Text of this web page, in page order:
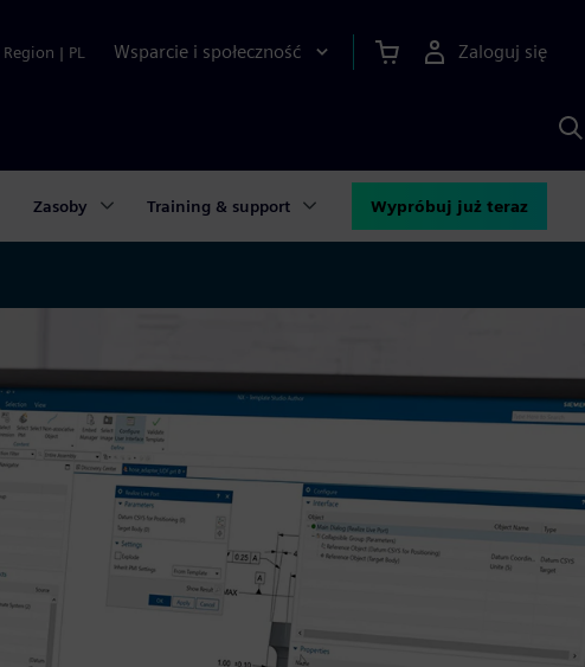
Region | PL Wsparcie i społeczność Zaloguj się
Zasoby Training & support Wypróbuj już teraz